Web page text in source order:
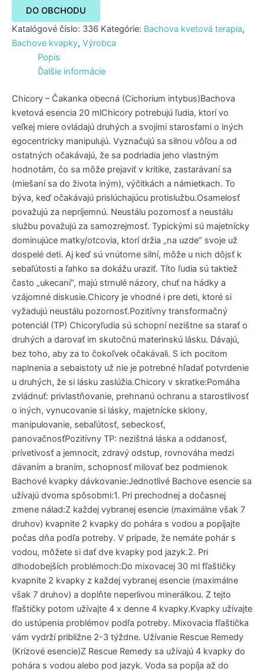
DO OBCHODU
Katalógové číslo: 336 Kategórie: Bachova kvetová terapia,
Bachove kvapky, Výrobca
Popis
Ďalšie informácie
Chicory – Čakanka obecná (Cichorium intybus)Bachova
kvetová esencia 20 mlChicory potrebujú ľudia, ktorí vo
veľkej miere ovládajú druhých a svojimi starosťami o iných
egocentricky manipulujú. Vyznačujú sa silnou vôľou a od
ostatných očakávajú, že sa podriadia jeho vlastným
hodnotám, čo sa môže prejaviť v kritike, zastarávaní sa
(miešaní sa do života iným), výčitkách a námietkach. To
býva, keď očakávajú prislúchajúcu protislužbu.Osamelosť
považujú za nepríjemnú. Neustálu pozornosť a neustálu
službu považujú za samozrejmosť. Typickými sú majetnícky
dominujúce matky/otcovia, ktorí držia „na uzde“ svoje už
dospelé deti. Aj keď sú vnútorne silní, môže u nich dôjsť k
sebaľútosti a ľahko sa dokážu uraziť. Títo ľudia sú taktiež
často „ukecaní“, majú strnulé názory, chuť na hádky a
vzájomné diskusie.Chicory je vhodné i pre deti, ktoré si
vyžadujú neustálu pozornosť.Pozitívny transformačný
potenciál (TP) Chicoryľudia sú schopní nezištne sa starať o
druhých a darovať im skutočnú materinskú lásku. Dávajú,
bez toho, aby za to čokoľvek očakávali. S ich pocitom
naplnenia a sebaistoty už nie je potrebné hľadať potvrdenie
u druhých, že si lásku zaslúžia.Chicory v skratke:Pomáha
zvládnuť: privlastňovanie, prehnanú ochranu a starostlivosť
o iných, vynucovanie si lásky, majetnícke sklony,
manipulovanie, sebaľútosť, sebeckosť,
panovačnosťPozitívny TP: nezištná láska a oddanosť,
prívetivosť a jemnocit, zdravý odstup, rovnováha medzi
dávaním a braním, schopnosť milovať bez podmienok
Bachové kvapky dávkovanie:Jednotlivé Bachove esencie sa
užívajú dvoma spôsobmi:1. Pri prechodnej a dočasnej
zmene nálad:Z každej vybranej esencie (maximálne však 7
druhov) kvapnite 2 kvapky do pohára s vodou a popíjajte
počas dňa podľa potreby. V prípade, že nemáte pohár s
vodou, môžete si dať dve kvapky pod jazyk.2. Pri
dlhodobejších problémoch:Do mixovacej 30 ml fľaštičky
kvapnite 2 kvapky z každej vybranej esencie (maximálne
však 7 druhov) a doplňte neperlivou minerálkou. Z tejto
fľaštičky potom užívajte 4 x denne 4 kvapky.Kvapky užívajte
do ustúpenia problémov podľa potreby. Mixovacia fľaštička
vám vydrží približne 2-3 týždne. Užívanie Rescue Remedy
(Krízové esencie)Z Rescue Remedy sa užívajú 4 kvapky do
pohára s vodou alebo pod jazyk. Voda sa popíja až do